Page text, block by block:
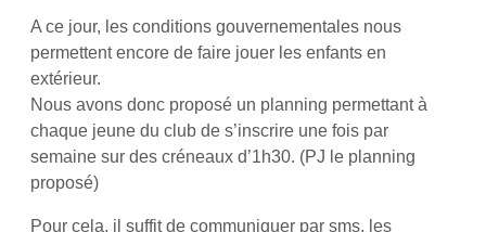
A ce jour, les conditions gouvernementales nous
permettent encore de faire jouer les enfants en
extérieur.
Nous avons donc proposé un planning permettant à
chaque jeune du club de s’inscrire une fois par
semaine sur des créneaux d’1h30. (PJ le planning
proposé)
Pour cela, il suffit de communiquer par sms, les